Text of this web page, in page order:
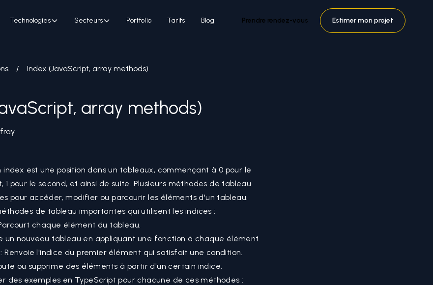
Technologies Secteurs Portfolio Tarifs Blog Prendre rendez-vous Estimer mon projet
/ Index (JavaScript, array methods)
array methods)
index est une position dans un tableaux, commençant à 0 pour le
1 pour le second, et ainsi de suite. Plusieurs méthodes de tableau
pour accéder, modifier ou parcourir les éléments d'un tableau.
de tableau importantes qui utilisent les indices :
chaque élément du tableau.
un nouveau tableau en appliquant une fonction à chaque élément.
: Renvoie l'indice du premier élément qui satisfait une condition.
ou supprime des éléments à partir d'un certain indice.
des exemples en TypeScript pour chacune de ces méthodes :